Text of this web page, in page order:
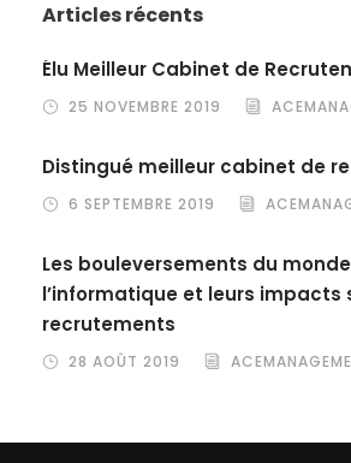
Articles récents
Élu Meilleur Cabinet de
25 NOVEMBRE 2019
Distingué meilleur cabinet de
6 SEPTEMBRE 2019
Les bouleversements du
l’informatique et leurs impacts
recrutements
28 AOÛT 2019